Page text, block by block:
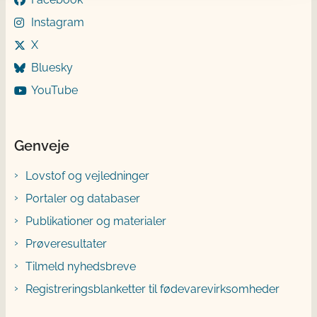
Instagram
X
Bluesky
YouTube
Genveje
Lovstof og vejledninger
Portaler og databaser
Publikationer og materialer
Prøveresultater
Tilmeld nyhedsbreve
Registreringsblanketter til fødevarevirksomheder